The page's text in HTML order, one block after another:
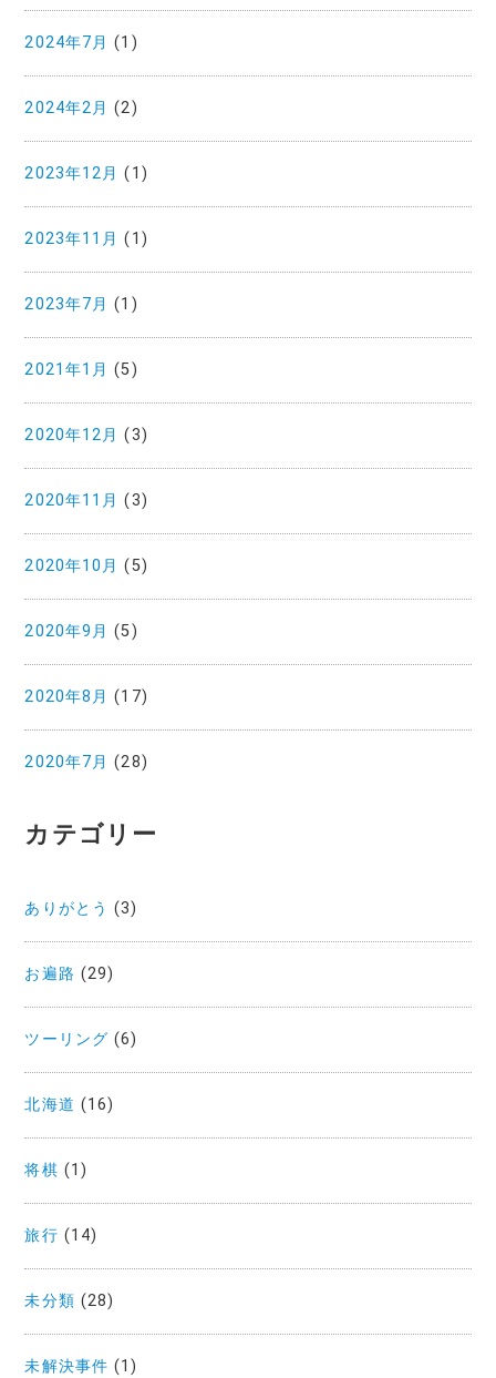
2024年7月 (1)
2024年2月 (2)
2023年12月 (1)
2023年11月 (1)
2023年7月 (1)
2021年1月 (5)
2020年12月 (3)
2020年11月 (3)
2020年10月 (5)
2020年9月 (5)
2020年8月 (17)
2020年7月 (28)
カテゴリー
ありがとう (3)
お遍路 (29)
ツーリング (6)
北海道 (16)
将棋 (1)
旅行 (14)
未分類 (28)
未解決事件 (1)